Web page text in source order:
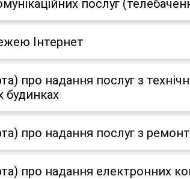
послуг
Інтернет
про надання послуг з
будинках
про надання послуг з
про надання електронних